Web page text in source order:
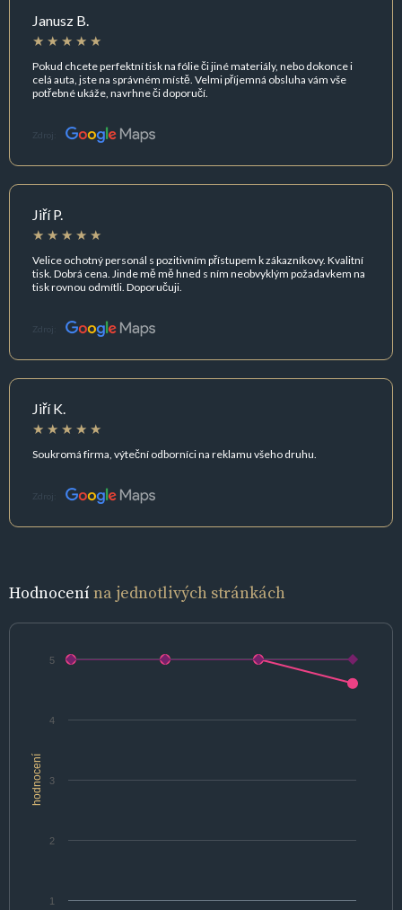
Janusz B.
Pokud chcete perfektní tisk na fólie či jiné materiály, nebo dokonce i
celá auta, jste na správném místě. Velmi příjemná obsluha vám vše
potřebné ukáže, navrhne či doporučí.
Zdroj:
Jiří P.
Velice ochotný personál s pozitivním přístupem k zákazníkovy. Kvalitní
tisk. Dobrá cena. Jinde mě mě hned s ním neobvyklým požadavkem na
tisk rovnou odmítli. Doporučuji.
Zdroj:
Jiří K.
Soukromá firma, výteční odborníci na reklamu všeho druhu.
Zdroj:
Hodnocenína jednotlivých stránkách
hodnocení
1
2
3
4
5